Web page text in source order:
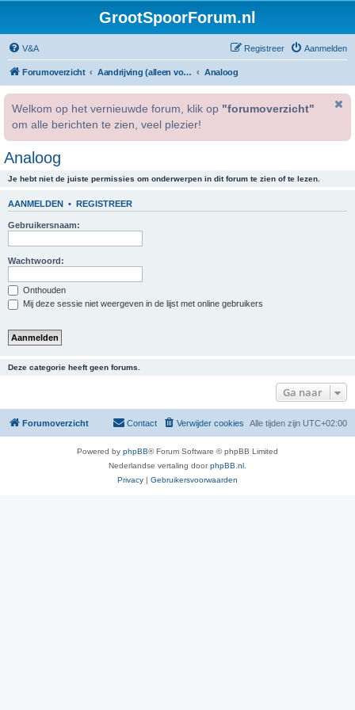
GrootSpoorForum.nl
V&A Aanmelden
Registreer
Forumoverzicht Aandrijving (alleen voor geregistreerde gebruikers). Analoog
Welkom op het vernieuwde forum, klik op "forumoverzicht"
om alle berichten te zien, veel plezier!
Analoog
Je hebt niet de juiste permissies om onderwerpen in dit forum te zien of te lezen.
AANMELDEN • REGISTREER
Gebruikersnaam:
Wachtwoord:
Onthouden
Mij deze sessie niet weergeven in de lijst met online gebruikers
Deze categorie heeft geen forums.
Ga naar
Forumoverzicht Alle tijden zijn UTC+02:00
Verwijder cookies
Contact
Powered by phpBB® Forum Software © phpBB Limited
Nederlandse vertaling doorphpBB.nl
Privacy | Gebruikersvoorwaarden